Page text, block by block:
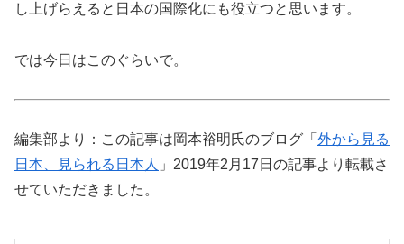
し上げらえると日本の国際化にも役立つと思います。
では今日はこのぐらいで。
編集部より：この記事は岡本裕明氏のブログ「 外から見る
日本、見られる日本人 」2019年2月17日の記事より転載さ
せていただきました。